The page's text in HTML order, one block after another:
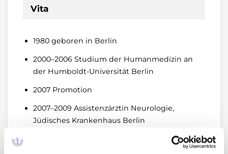
Vita
1980 geboren in Berlin
2000–2006 Studium der Humanmedizin an
der Humboldt-Universität Berlin
2007 Promotion
2007–2009 Assistenzärztin Neurologie,
Jüdisches Krankenhaus Berlin